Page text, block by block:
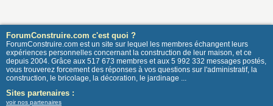
ForumConstruire.com c'est quoi ?
ForumConstruire.com est un site sur lequel les membres échangent leurs
expériences personnelles concernant la construction de leur maison, et ce
depuis 2004. Grâce aux 517 673 membres et aux 5 992 332 messages postés,
vous trouverez forcement des réponses à vos questions sur l'administratif, la
construction, le bricolage, la décoration, le jardinage ...
Sites partenaires :
voir nos partenaires